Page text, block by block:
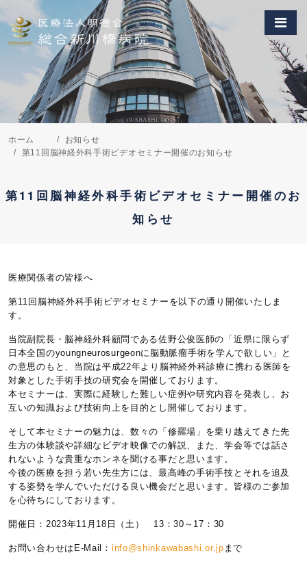
ホーム
お知らせ
第11回脳神経外科手術ビデオセミナー開催のお知らせ
第11回脳神経外科手術ビデオセミナー開催のお
知らせ
医療関係者の皆様へ
第11回脳神経外科手術ビデオセミナーを以下の通り開催いたしま
す。
当院副院長・脳神経外科顧問である佐野公俊医師の「近県に限らず
日本全国のyoungneurosurgeonに脳動脈瘤手術を学んで欲しい」と
の意思のもと、当院は平成22年より脳神経外科診療に携わる医師を
対象とした手術手技の研究会を開催しております。
本セミナーは、実際に経験した難しい症例や研究内容を発表し、お
互いの知識および技術向上を目的とし開催しております。
そして本セミナーの魅力は、数々の「修羅場」を乗り越えてきた先
生方の体験談や詳細なビデオ映像での解説、また、学会等では話さ
れないような貴重なホンネを聞ける事だと思います。
今後の医療を担う若い先生方には、最高峰の手術手技とそれを追及
する姿勢を学んでいただける良い機会だと思います。皆様のご参加
を心待ちにしております。
開催日：2023年11月18日（土） 13：30～17：30
お問い合わせはE-Mail： info@shinkawabashi.or.jp まで